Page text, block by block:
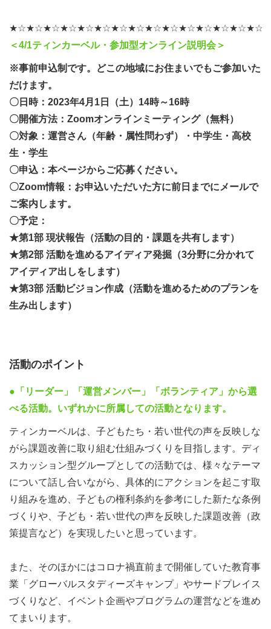
現などにご参加いただける機会を築いていけるようになり
ます。
すぐに活動の実態がわかったり、目に見える成果が出ない
こともあるかもしれません・・・ただ、ほかの団体さんと
比べても、ティンカーベルは皆さんが主体となって活動す
る機会は多くあると思います。興味のある方は、ぜひチャ
レンジしてみてください。皆さんの意見やアイディアを反
映しながら、ご一緒に、子どもたち・若い世代の希望に繋
がる活動を再構築してくださいますと大変うれしく思いま
す。
＜4/1ティンカーベル・参加型オンライン説明会＞
※事前申込制です。どこの地域にお住まいでもご参加いた
だけます。
〇日時：2023年4月1日（土）14時～16時
〇開催方法：Zoomオンラインミーティング（無料）
〇対象：運営さん（年齢・属性問わず）・中学生・高校
生・学生
〇申込：本ページからご応募ください。
〇Zoom情報：お申込いただいた方に前日までにメールで
ご案内します。
〇予定：
★第1部 現状報告（活動の目的・課題を共有します）
★第2部 活動を進めるアイディア発掘（3分野に分かれて
アイディア出しをします）
★第3部 活動ビジョン作成（活動を進めるためのプランを
生み出します）
活動のポイント
●「リーダー」「運営メンバー」「ボランティア」から選
べる活動。いずれかに所属しての活動となります。
ティンカーベルは、子どもたち・若い世代の声を反映しな
がら課題改善に取り組む仕組みづくりを目指します。ディ
スカッション型グループとしての活動では、様々なテーマ
について話し合いながら、具体的にアクションを起こす取
り組みを進め、子どもの権利条約を参考にした新たな条例
づくりや、子ども・若い世代の声を反映した課題改善（政
策提言など）を実現したいと思っています。
また、そのほかにはコロナ禍直前まで開催していた教育事
業「グローバルスタディーズキャンプ」やサードプレイス
づくりなど、イベント企画やプログラムの運営などを進め
てまいります。